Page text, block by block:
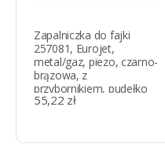
Zapalniczka do fajki
257081, Eurojet,
metal/gaz, piezo, czarno-
brązowa, z
przybornikiem, pudełko
7.8 x 3.8 х 1.6 cm
55,22 zł